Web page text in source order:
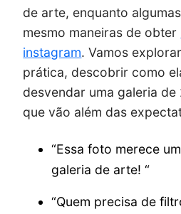
de arte, enquanto
mesmo maneiras de obter
instagram. Vamos
prática, descobrir como
desvendar uma galeria
que vão além das
“Essa foto merece
galeria de arte! “
“Quem precisa de